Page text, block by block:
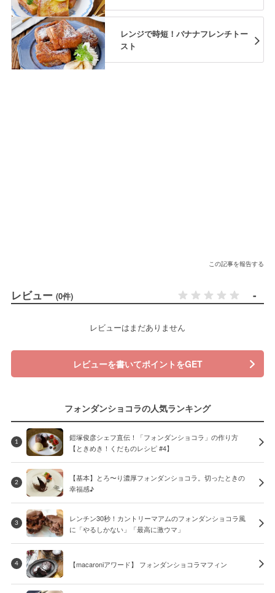
レンジで時短！バナナフレンチトー
スト
この記事を報告する
レビュー (0件) -
レビューはまだありません
レビューを書いてポイントをGET
フォンダンショコラの人気ランキング
1
鎧塚俊彦シェフ直伝！「フォンダンショコラ」の作り方
【ときめき！くだものレシピ #4】
2
【基本】とろ〜り濃厚フォンダンショコラ。切ったときの
幸福感♪
3
レンチン30秒！カントリーマアムのフォンダンショコラ風
に「やるしかない」「最高に激ウマ」
4 【macaroniアワード】 フォンダンショコラマフィン